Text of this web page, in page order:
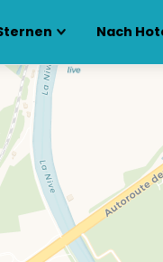
Nach